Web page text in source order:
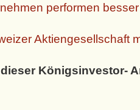
performen besser
Aktiengesellschaft
Königsinvestor-